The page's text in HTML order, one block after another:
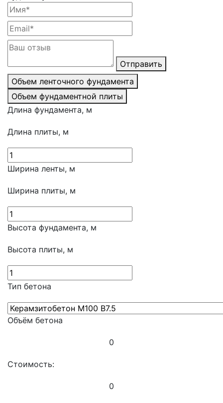
Отправить
Объем ленточного фундамента
Объем фундаментной плиты
Длина фундамента, м
Длина плиты, м
Ширина ленты, м
Ширина плиты, м
Высота фундамента, м
Высота плиты, м
Тип бетона
Объём бетона
0
Стоимость:
0